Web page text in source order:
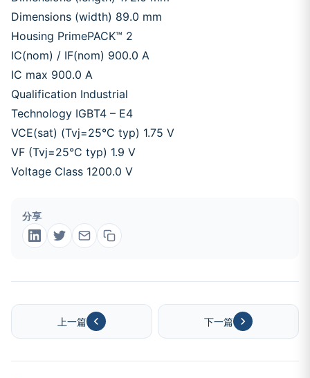
Dimensions (width) 89.0 mm
Housing PrimePACK™ 2
IC(nom) / IF(nom) 900.0 A
IC max 900.0 A
Qualification Industrial
Technology IGBT4 – E4
VCE(sat) (Tvj=25°C typ) 1.75 V
VF (Tvj=25°C typ) 1.9 V
Voltage Class 1200.0 V
分享
上一篇 下一篇